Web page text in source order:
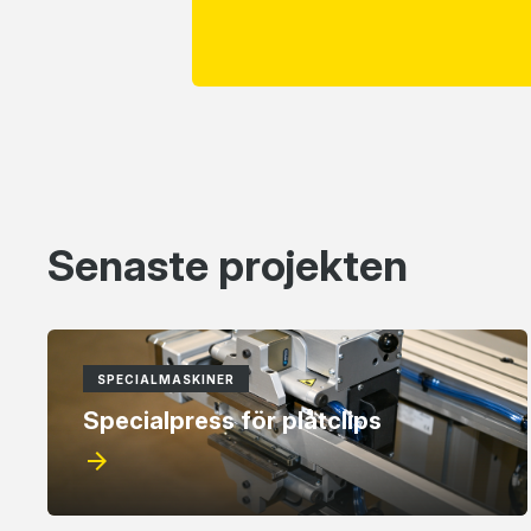
Senaste projekten
SPECIALMASKINER
Specialpress för plåtclips
arrow_forward